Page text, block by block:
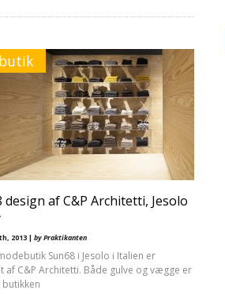
design af C&P Architetti, Jesolo
2013 | by Praktikanten
Sun68 i Jesolo i Italien er
af C&P Architetti. Både gulve og vægge er